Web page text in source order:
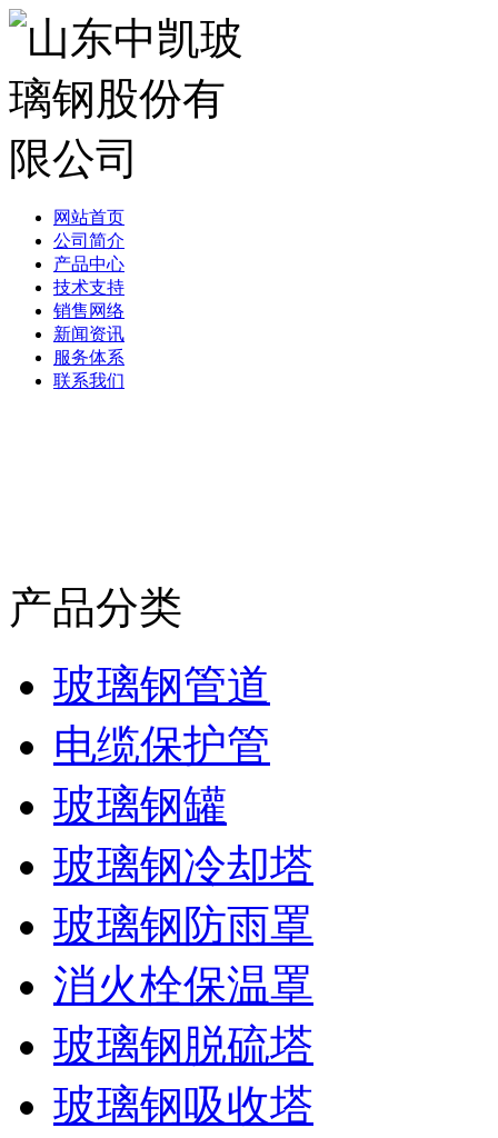
网站首页
公司简介
产品中心
技术支持
销售网络
新闻资讯
服务体系
联系我们
产品分类
玻璃钢管道
电缆保护管
玻璃钢罐
玻璃钢冷却塔
玻璃钢防雨罩
消火栓保温罩
玻璃钢脱硫塔
玻璃钢吸收塔